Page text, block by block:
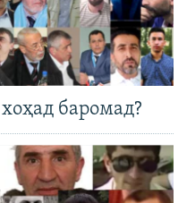
баромад?